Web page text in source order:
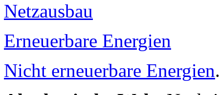
Netzausbau
Erneuerbare Energien
Nicht erneuerbare Energien